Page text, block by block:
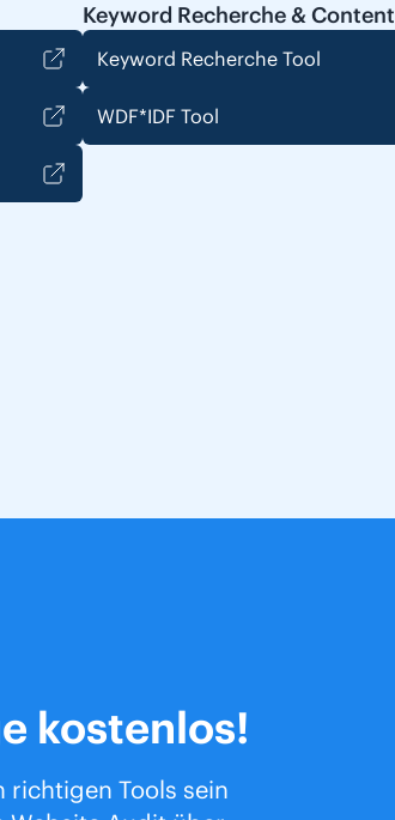
Keyword Recherche & Content
Keyword Recherche Tool
WDF*IDF Tool
kostenlos!
richtigen Tools sein